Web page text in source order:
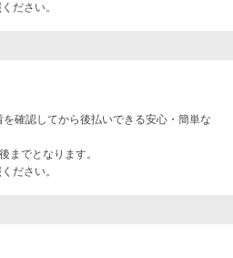
ださい。
を確認してから後払いできる安心・簡単な
までとなります。
ださい。